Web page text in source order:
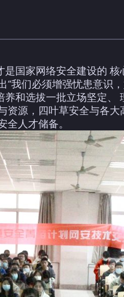
国家网络安全建设的
我们必须增强忧患意识
和选拔一批立场坚定
源，四叶草安全与各
人才储备。